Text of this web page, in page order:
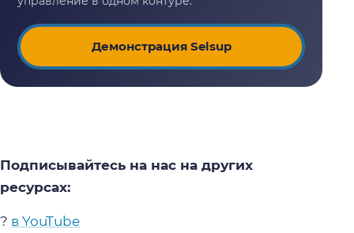
Демонстрация Selsup
Подписывайтесь на нас на других
ресурсах:
? в YouTube